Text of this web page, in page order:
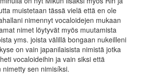
muistetaan tässä vielä että en ole
nimennyt vocaloidejen mukaan
nimet löytyvät myös muutamista
yms. joista välillä bongaan nukeilleni
on vain japanilaisista nimistä jotka
vocaloideihin ja vain siksi että
nimetty sen nimisíksi.